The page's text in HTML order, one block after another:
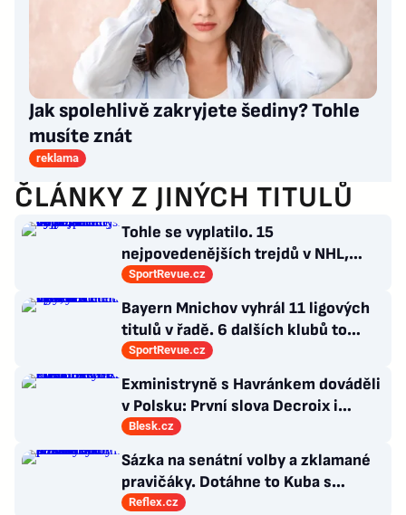
Jak spolehlivě zakryjete šediny? Tohle
musíte znát
reklama
ČLÁNKY Z JINÝCH TITULŮ
Tohle se vyplatilo. 15
nejpovedenějších trejdů v NHL,
které byly upečeny na poslední
SportRevue.cz
Bayern Mnichov vyhrál 11 ligových
titulů v řadě. 6 dalších klubů to
zvládlo také, některé i víckrát
SportRevue.cz
Exministryně s Havránkem dováděli
v Polsku: První slova Decroix i
Havránkové!
Blesk.cz
Sázka na senátní volby a zklamané
pravičáky. Dotáhne to Kuba s
hnutím Naše Česko do celostátní
Reflex.cz